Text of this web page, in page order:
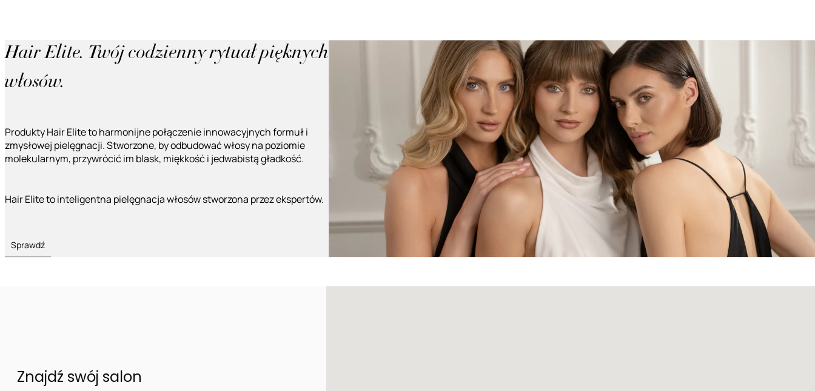
Hair Elite. Twój codzienny rytuał pięknych
włosów.
Produkty Hair Elite to harmonijne połączenie innowacyjnych formuł i
zmysłowej pielęgnacji. Stworzone, by odbudować włosy na poziomie
molekularnym, przywrócić im blask, miękkość i jedwabistą gładkość.
Hair Elite to inteligentna pielęgnacja włosów stworzona przez ekspertów.
Sprawdź
Znajdź swój salon